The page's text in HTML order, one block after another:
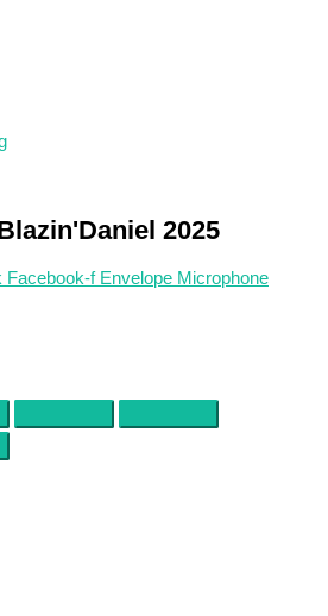
2025
Facebook-f Envelope Microphone